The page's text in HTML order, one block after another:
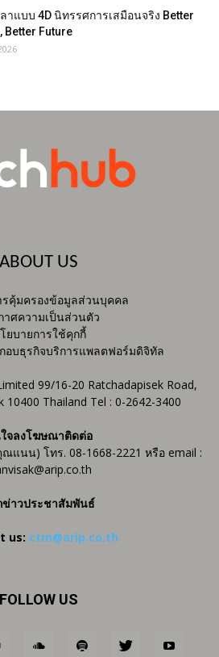
าแบบ 4D นิทรรศการเสมือนจริง Better
Better Future
ABOUT US
รคุ้มครองข้อมูลส่วนบุคคล
าศความเป็นส่วนตัว
ยบายการใช้คุกกี้
อบธุรกิจบริการแพลตฟอร์มดิจิทัล
99/16-20 Ratchadapisek Road,
10400 Thailand Tel : 0-2642-3400
จลงโฆษณาติดต่อ
นน) โทร. 08-1668-2221 หรือ email :
ข่าวประชาสัมพันธ์
us: ctm@arip.co.th
FOLLOW US